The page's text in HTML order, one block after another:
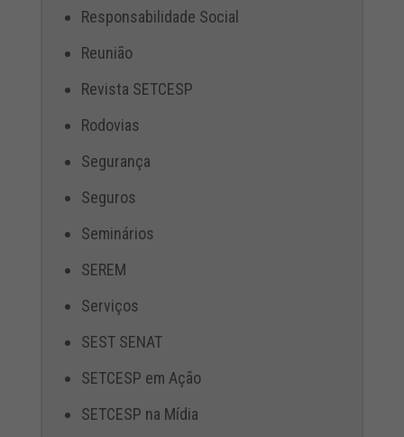
Responsabilidade Social
Reunião
Revista SETCESP
Rodovias
Segurança
Seguros
Seminários
SEREM
Serviços
SEST SENAT
SETCESP em Ação
SETCESP na Mídia